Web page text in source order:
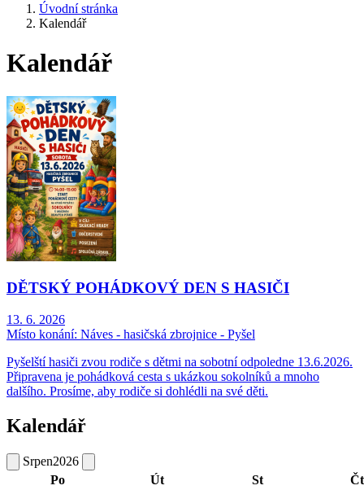
Úvodní stránka
Kalendář
Kalendář
DĚTSKÝ POHÁDKOVÝ DEN S HASIČI
13. 6. 2026
Místo konání: Náves - hasičská zbrojnice - Pyšel
Pyšelští hasiči zvou rodiče s dětmi na sobotní odpoledne 13.6.2026.
Připravena je pohádková cesta s ukázkou sokolníků a mnoho
dalšího. Prosíme, aby rodiče si dohlédli na své děti.
Kalendář
Srpen2026
Po
Út St Čt